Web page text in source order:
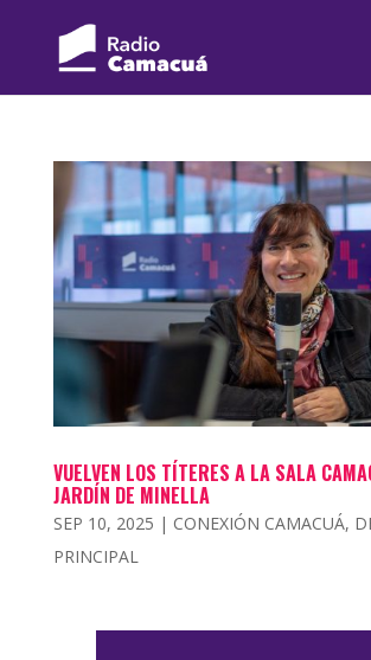
VUELVEN LOS TÍTERES A LA SALA
JARDÍN DE MINELLA
SEP 10, 2025 | CONEXIÓN CAMACUÁ,
PRINCIPAL